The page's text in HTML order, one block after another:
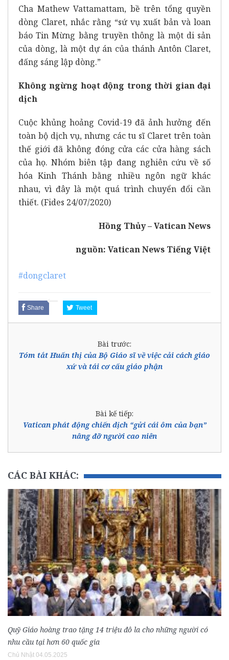
Cha Mathew Vattamattam, bề trên tổng quyền
dòng Claret, nhắc rằng “sứ vụ xuất bản và loan
báo Tin Mừng bằng truyền thông là một di sản
của dòng, là một dự án của thánh Antôn Claret,
đấng sáng lập dòng.”
Không ngừng hoạt động trong thời gian đại
dịch
Cuộc khủng hoảng Covid-19 đã ảnh hưởng đến
toàn bộ dịch vụ, nhưng các tu sĩ Claret trên toàn
thế giới đã không đóng cửa các cửa hàng sách
của họ. Nhóm biên tập đang nghiên cứu về số
hóa Kinh Thánh bằng nhiều ngôn ngữ khác
nhau, vì đây là một quá trình chuyển đổi cần
thiết. (Fides 24/07/2020)
Hồng Thủy – Vatican News
nguồn: Vatican News Tiếng Việt
#dongclaret
Share Tweet
Bài trước:
Tóm tắt Huấn thị của Bộ Giáo sĩ về việc cải cách giáo
xứ và tái cơ cấu giáo phận
Bài kế tiếp:
Vatican phát động chiến dịch “gửi cái ôm của bạn”
nâng đỡ người cao niên
CÁC BÀI KHÁC:
Quỹ Giáo hoàng trao tặng 14 triệu đô la cho những người có
nhu cầu tại hơn 60 quốc gia
Chủ Nhật 04.05.2025